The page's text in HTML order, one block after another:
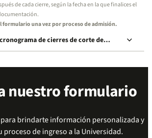
de cada cierre, según la fecha en la que finalices el
formulario una vez por proceso de admisión.
de cierres de corte de
keyboard_arrow_down
nuestro formulario
brindarte información personalizada y
proceso de ingreso a la Universidad.